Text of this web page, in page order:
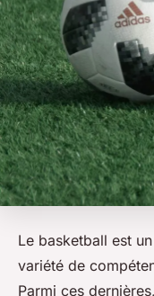
Le basketball est
variété de
Parmi ces